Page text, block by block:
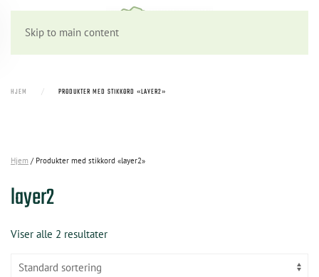
Skip to main content
HJEM PRODUKTER MED STIKKORD «LAYER2»
Hjem / Produkter med stikkord «layer2»
layer2
Viser alle 2 resultater